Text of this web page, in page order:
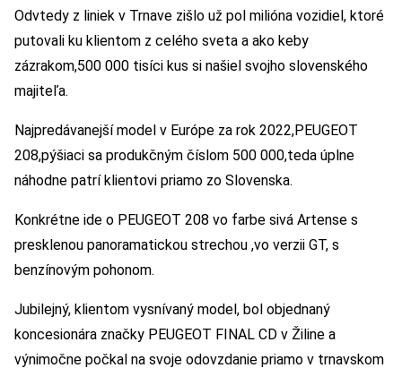
Odvtedy z liniek v Trnave zišlo už pol milióna vozidiel, ktoré
putovali ku klientom z celého sveta a ako keby
zázrakom,500 000 tisíci kus si našiel svojho slovenského
majiteľa.
Najpredávanejší model v Európe za rok 2022,PEUGEOT
208,pýšiaci sa produkčným číslom 500 000,teda úplne
náhodne patrí klientovi priamo zo Slovenska.
Konkrétne ide o PEUGEOT 208 vo farbe sivá Artense s
presklenou panoramatickou strechou ,vo verzii GT, s
benzínovým pohonom.
Jubilejný, klientom vysnívaný model, bol objednaný
koncesionára značky PEUGEOT FINAL CD v Žiline a
výnimočne počkal na svoje odovzdanie priamo v trnavskom